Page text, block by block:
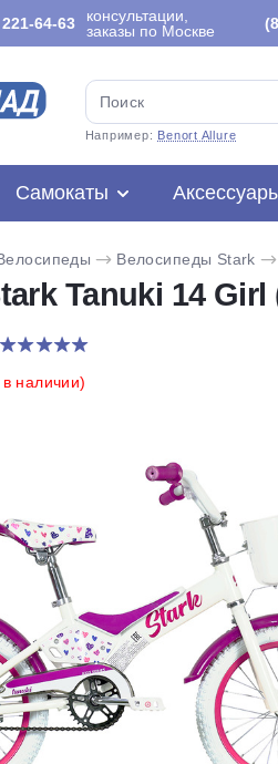
64-63
консультации,
заказы по Москве
Например: Benort Allure
Самокаты
Велосипеды Stark
Tanuki 14 Girl
наличии)